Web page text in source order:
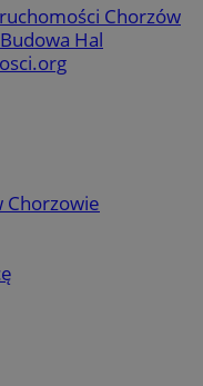
Chorzów
Hal
Chorzowie